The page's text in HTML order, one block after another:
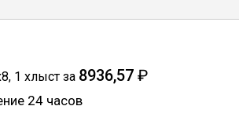
, 1 хлыст за 8936,57 ₽
24 часов